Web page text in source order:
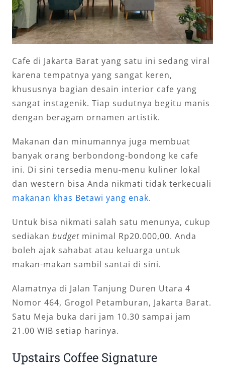
Cafe di Jakarta Barat yang satu ini sedang viral
karena tempatnya yang sangat keren,
khususnya bagian desain interior cafe yang
sangat instagenik. Tiap sudutnya begitu manis
dengan beragam ornamen artistik.
Makanan dan minumannya juga membuat
banyak orang berbondong-bondong ke cafe
ini. Di sini tersedia menu-menu kuliner lokal
dan western bisa Anda nikmati tidak terkecuali
makanan khas Betawi yang enak.
Untuk bisa nikmati salah satu menunya, cukup
sediakan budgetminimal Rp20.000,00. Anda
boleh ajak sahabat atau keluarga untuk
makan-makan sambil santai di sini.
Alamatnya di Jalan Tanjung Duren Utara 4
Nomor 464, Grogol Petamburan, Jakarta Barat.
Satu Meja buka dari jam 10.30 sampai jam
21.00 WIB setiap harinya.
Upstairs Coffee Signature